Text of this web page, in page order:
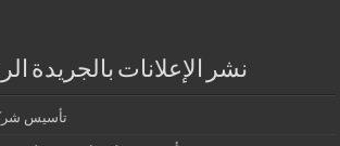
نشر الإعلانات بالجريدة
تأسيس